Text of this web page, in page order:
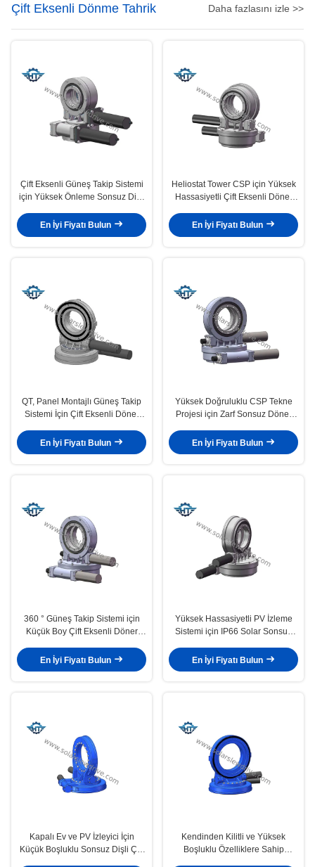
Çift Eksenli Dönme Tahrik Daha fazlasını izle >>
Çift Eksenli Güneş Takip Sistemi
için Yüksek Önleme Sonsuz Dişli
En İyi Fiyatı Bulun
Heliostat Tower CSP için Yüksek
Hassasiyetli Çift Eksenli Döner
En İyi Fiyatı Bulun
QT, Panel Montajlı Güneş Takip
Sistemi İçin Çift Eksenli Döner
En İyi Fiyatı Bulun
Yüksek Doğruluklu CSP Tekne
Projesi için Zarf Sonsuz Döner
En İyi Fiyatı Bulun
360 ° Güneş Takip Sistemi için
Küçük Boy Çift Eksenli Döner
En İyi Fiyatı Bulun
Yüksek Hassasiyetli PV İzleme
Sistemi için IP66 Solar Sonsuz
En İyi Fiyatı Bulun
Kapalı Ev ve PV İzleyici İçin
Küçük Boşluklu Sonsuz Dişli Çift
Kendinden Kilitli ve Yüksek
Boşluklu Özelliklere Sahip